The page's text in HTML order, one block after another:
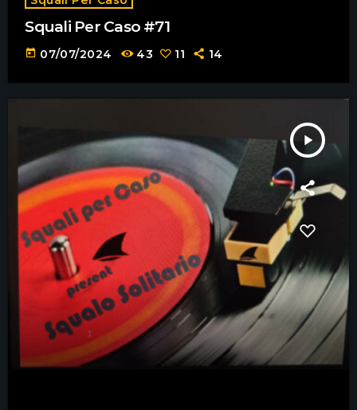
Squali Per Caso #71
today 07/07/2024 43 11 14
play_arrow